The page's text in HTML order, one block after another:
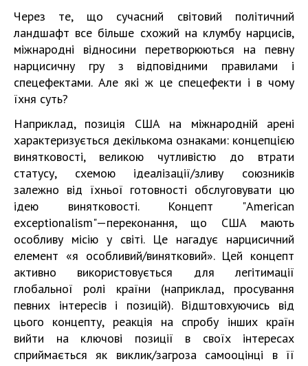
Через те, що сучасний світовий політичний
ландшафт все більше схожий на клумбу нарцисів,
міжнародні відносини перетворюються на певну
нарцисичну гру з відповідними правилами і
спецефектами. Але які ж це спецефекти і в чому
їхня суть?
Наприклад, позиція США на міжнародній арені
характеризується декількома ознаками: концепцією
винятковості, великою чутливістю до втрати
статусу, схемою ідеалізації/зливу союзників
залежно від їхньої готовності обслуговувати цю
ідею винятковості. Концепт "American
exceptionalism" — переконання, що США мають
особливу місію у світі. Це нагадує нарцисичний
елемент «я особливий/винятковий». Цей концепт
активно використовується для легітимації
глобальної ролі країни (наприклад, просування
певних інтересів і позицій). Відштовхуючись від
цього концепту, реакція на спробу інших країн
вийти на ключові позиції в своїх інтересах
сприймається як виклик/загроза самооцінці в її